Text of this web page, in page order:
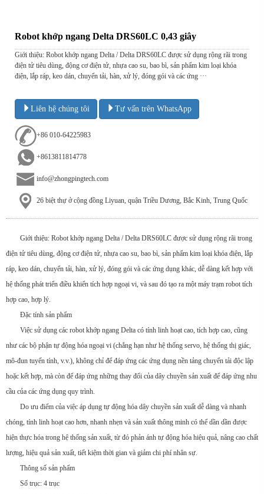
Robot khớp ngang Delta DRS60LC 0,43 giây
Giới thiệu: Robot khớp ngang Delta / Delta DRS60LC được sử dụng rộng rãi trong
điện tử tiêu dùng, động cơ điện tử, nhựa cao su, bao bì, sản phẩm kim loại khóa
điện, lắp ráp, keo dán, chuyển tải, hàn, xử lý, đóng gói và các ứng ···
Liên hệ chúng tôi Tư vấn trên WhatsApp
+86 010-64225983
+8613811814778
info@zhongpingtech.com
26 biệt thự ở cộng đồng Liyuan, quận Triều Dương, Bắc Kinh, Trung Quốc
Giới thiệu: Robot khớp ngang Delta / Delta DRS60LC được sử dụng rộng rãi trong
điện tử tiêu dùng, động cơ điện tử, nhựa cao su, bao bì, sản phẩm kim loại khóa điện, lắp
ráp, keo dán, chuyển tải, hàn, xử lý, đóng gói và các ứng dụng khác, dễ dàng kết hợp với
hệ thống phát triển điều khiển tích hợp ngoại vi, và sau đó tạo ra một máy trạm robot tích
hợp cao, hợp lý.
Đặc tính sản phẩm
Việc sử dụng các robot khớp ngang Delta có tính linh hoạt cao, tích hợp cao, cũng
như các bộ phận tự động hóa ngoại vi (chẳng hạn như hệ thống servo, hệ thống thị giác,
mô-đun tuyến tính, v.v.), không chỉ để đáp ứng các ứng dụng nền tảng chuyển tải độc lập
hoặc kết hợp, mà còn để đáp ứng những thay đổi của dây chuyền sản xuất để đáp ứng nhu
cầu của các ứng dụng quy trình.
Do ưu điểm của việc áp dụng tự động hóa dây chuyền sản xuất dễ dàng và nhanh
chóng, tính linh hoạt cao hơn, nhanh nhẹn và sản xuất thông minh có thể dần dần được
hiện thực hóa trong hệ thống sản xuất, từ đó phản ánh tự động hóa hiệu quả, nâng cao chất
lượng, hiệu quả sản xuất, tiết kiệm thời gian và giảm chi phí nhân sự.
Thông số sản phẩm
Số trục: 4 trục